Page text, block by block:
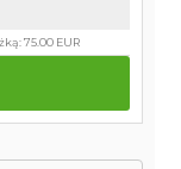
75.00 EUR